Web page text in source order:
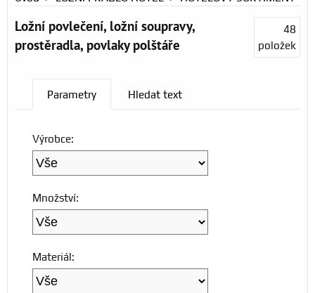
Ložní povlečení, ložní soupravy,
prostěradla, povlaky polštáře
48
položek
Parametry Hledat text
Výrobce:
Množství:
Materiál: